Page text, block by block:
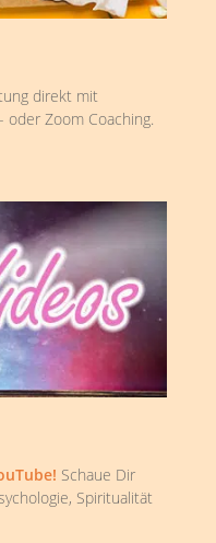
direkt mit
oder Zoom Coaching.
Schaue Dir
Spiritualität